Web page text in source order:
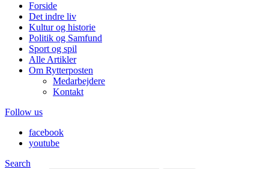
Forside
Det indre liv
Kultur og historie
Politik og Samfund
Sport og spil
Alle Artikler
Om Rytterposten
Medarbejdere
Kontakt
Follow us
facebook
youtube
Search